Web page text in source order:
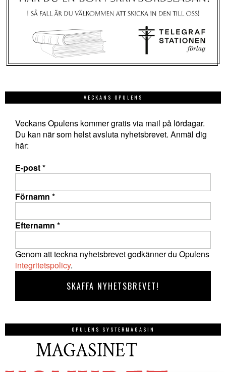
VECKANS OPULENS
Veckans Opulens kommer gratis via mail på lördagar.
Du kan när som helst avsluta nyhetsbrevet. Anmäl dig
här:
E-post*
Förnamn *
Efternamn *
Genom att teckna nyhetsbrevet godkänner du Opulens
integritetspolicy.
OPULENS SYSTERMAGASIN